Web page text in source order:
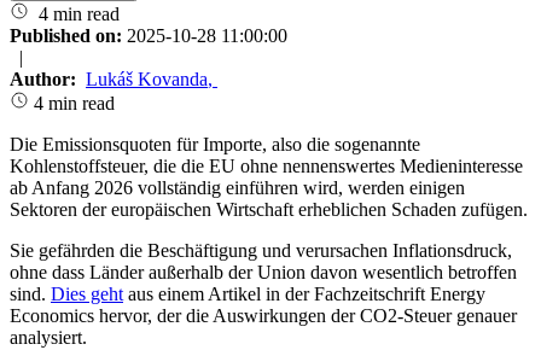
4 min read
Published on: 2025-10-28 11:00:00
|
Author: Lukáš Kovanda,
4 min read
Die Emissionsquoten für Importe, also die sogenannte
Kohlenstoffsteuer, die die EU ohne nennenswertes Medieninteresse
ab Anfang 2026 vollständig einführen wird, werden einigen
Sektoren der europäischen Wirtschaft erheblichen Schaden zufügen.
Sie gefährden die Beschäftigung und verursachen Inflationsdruck,
ohne dass Länder außerhalb der Union davon wesentlich betroffen
sind. Dies geht aus einem Artikel in der Fachzeitschrift Energy
Economics hervor, der die Auswirkungen der CO2-Steuer genauer
analysiert.